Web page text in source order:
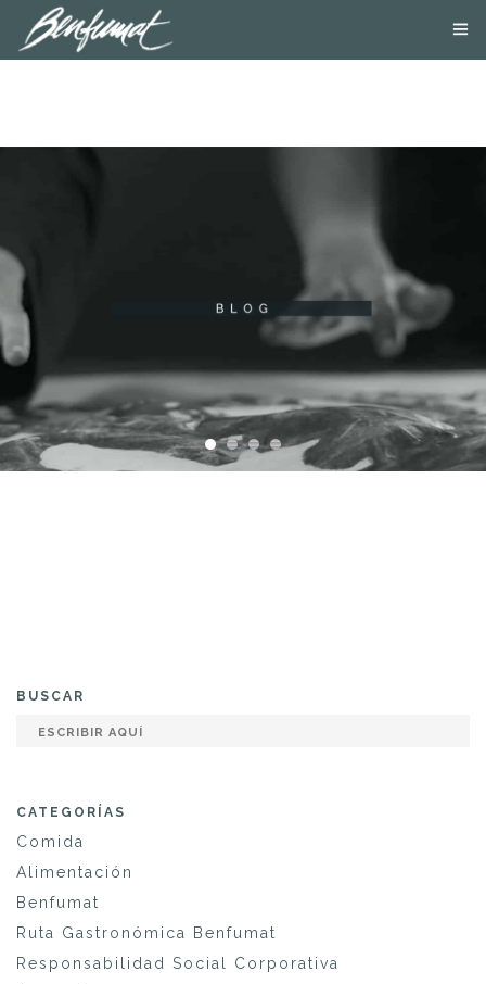
BUSCAR
CATEGORÍAS
Comida
Alimentación
Benfumat
Ruta Gastronómica Benfumat
Responsabilidad Social Corporativa